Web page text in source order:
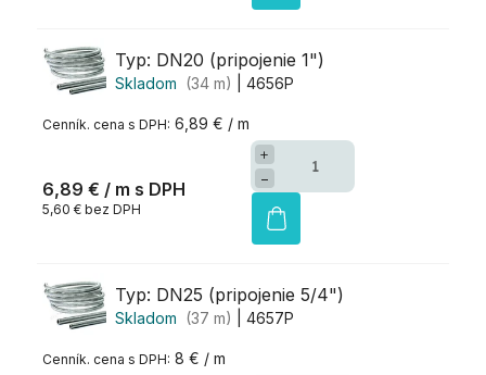
Typ: DN20 (pripojenie 1")
Skladom (34 m) | 4656P
6,89 € / m
6,89 € / m
5,60 € bez DPH
+
−
Typ: DN25 (pripojenie 5/4")
Skladom (37 m) | 4657P
8 € / m